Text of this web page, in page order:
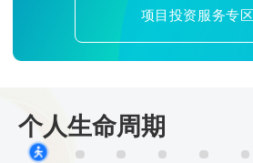
项目投资服务专区
个人生命周期